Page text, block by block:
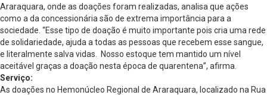
Araraquara, onde as doações foram realizadas, analisa que ações
como a da concessionária são de extrema importância para a
sociedade. “Esse tipo de doação é muito importante pois cria uma rede
de solidariedade, ajuda a todas as pessoas que recebem esse sangue,
e literalmente salva vidas. Nosso estoque tem mantido um nível
aceitável graças a doação nesta época de quarentena”, afirma.
Serviço:
As doações no Hemonúcleo Regional de Araraquara, localizado na Rua